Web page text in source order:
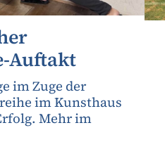
Auftakt
im Zuge der
im Kunsthaus
Mehr im